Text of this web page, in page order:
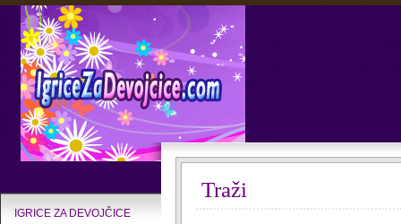
IGRICE ZA DEVOJČICE
Traži